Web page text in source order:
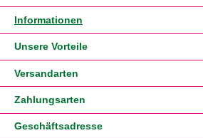
Informationen
Unsere Vorteile
Versandarten
Zahlungsarten
Geschäftsadresse